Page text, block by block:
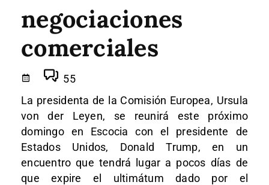
negociaciones
comerciales
55
La presidenta de la Comisión Europea, Ursula
von der Leyen, se reunirá este próximo
domingo en Escocia con el presidente de
Estados Unidos, Donald Trump, en un
encuentro que tendrá lugar a pocos días de
que expire el ultimátum dado por el